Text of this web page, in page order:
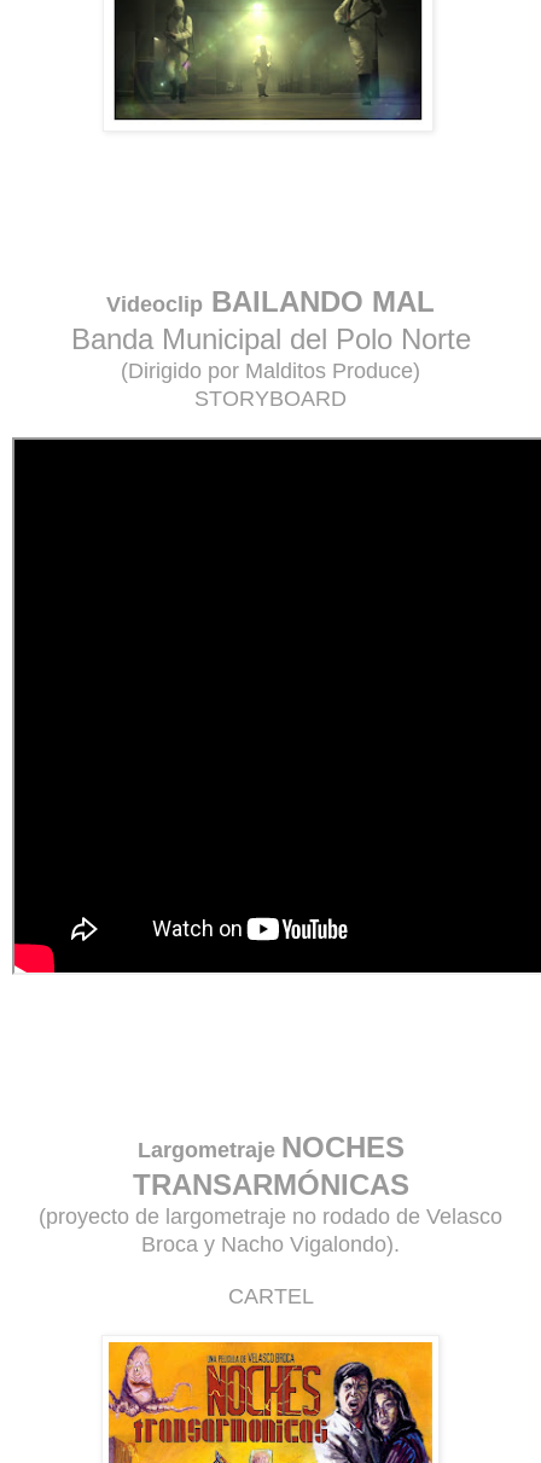
Videoclip BAILANDO MAL
Banda Municipal del Polo Norte
(Dirigido por Malditos Produce)
STORYBOARD
Largometraje NOCHES
TRANSARMÓNICAS
(proyecto de largometraje no rodado de Velasco
Broca y Nacho Vigalondo).
CARTEL